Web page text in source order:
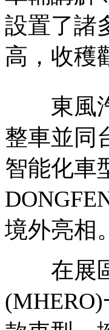
設置了諸
高，收穫
東風汽
整車並同
智能化車
境外亮相。
在展區